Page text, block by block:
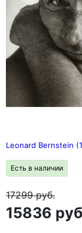
Leonard Bernstein
Есть в наличии
17299руб.
15836